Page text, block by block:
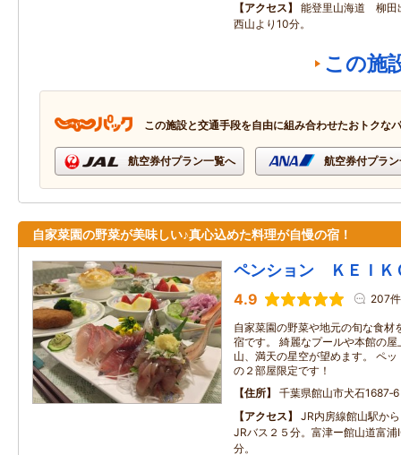
アクセス
能登里山海道 柳田
西山より10分。
この施
この施設と交通手段を自由に組み合わせたおトクな
航空券付プラン一覧へ 航空券付プラ
自家菜園の野菜が美味しい♪真心込めた料理が自慢の宿！
ペンション ＫＥＩＫ
4.9 207件
自家菜園の野菜や地元の旬な食材
宿です。 綺麗なプールや本館の
山、満天の星空が望めます。 ペ
の２部屋限定です！
住所
千葉県館山市犬石1687‐6
アクセス
JR内房線館山駅か
JRバス２５分。富津ー館山道富浦
分。